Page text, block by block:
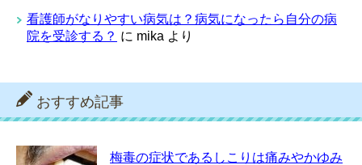
看護師がなりやすい病気は？病気になったら自分の病
院を受診する？ に mika より
おすすめ記事
梅毒の症状であるしこりは痛みやかゆみ